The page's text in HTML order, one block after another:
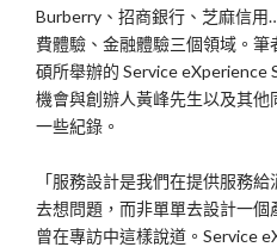
Burberry、招商銀行、芝麻信
費體驗、金融體驗三個領域。
碩所舉辦的 Service eXperience
機會與創辦人黃峰先生以及其
一些紀錄。
「服務設計是我們在提供服務
去想問題，而非單單去設計一
曾在專訪中這樣說道。Service